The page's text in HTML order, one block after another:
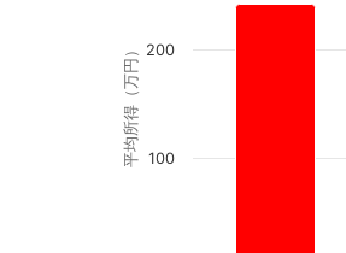
平均所得（万円） 100
200